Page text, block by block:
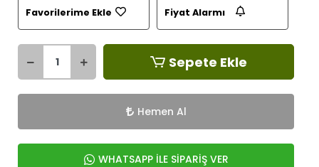
Favorilerime Ekle Fiyat Alarmı
Sepete Ekle
Hemen Al
WHATSAPP İLE SİPARİŞ VER